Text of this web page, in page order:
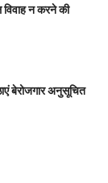
विवाह न करने की
बेरोजगार अनुसूचित